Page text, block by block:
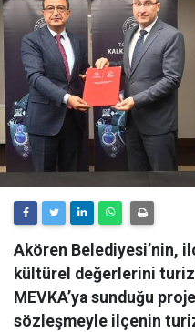
Akören Belediyesi’nin,
kültürel değerlerini
MEVKA’ya sunduğu
sözleşmeyle ilçenin